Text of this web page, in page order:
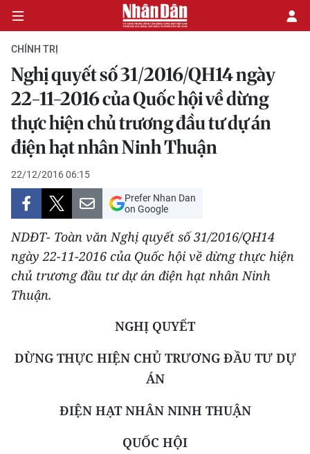
CHÍNH TRỊ
KINH TẾ
VĂN HÓA
XÃ HỘI
DU LỊCH
THẾ GIỚI
GIÁO DỤC
CHÍNH TRỊ
Nghị quyết số 31/2016/QH14 ngày
22-11-2016 của Quốc hội về dừng
thực hiện chủ trương đầu tư dự án
điện hạt nhân Ninh Thuận
22/12/2016 06:15
Prefer Nhan Dan
on Google
NDĐT- Toàn văn Nghị quyết số 31/2016/QH14
ngày 22-11-2016 của Quốc hội về dừng thực hiện
chủ trương đầu tư dự án điện hạt nhân Ninh
Thuận.
NGHỊ QUYẾT
DỪNG THỰC HIỆN CHỦ TRƯƠNG ĐẦU TƯ DỰ
ÁN
ĐIỆN HẠT NHÂN NINH THUẬN
QUỐC HỘI